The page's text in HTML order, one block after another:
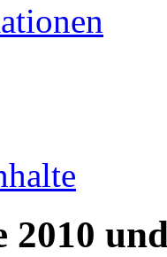
2010